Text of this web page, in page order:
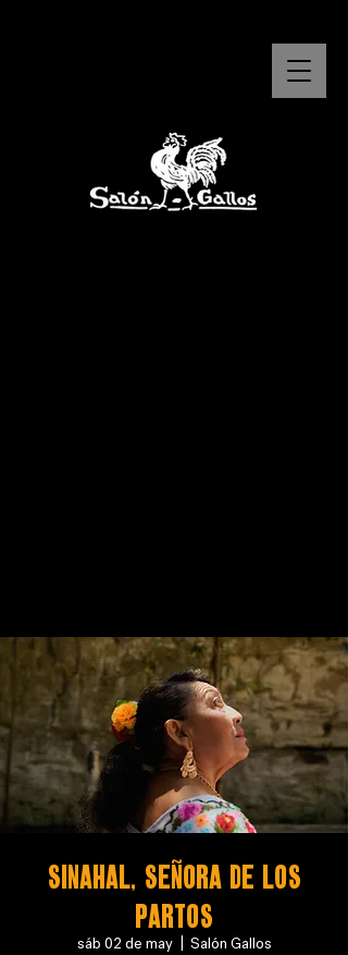
SINAHAL, SEÑORA DE LOS
PARTOS
sáb 02 de may
  |
Salón Gallos